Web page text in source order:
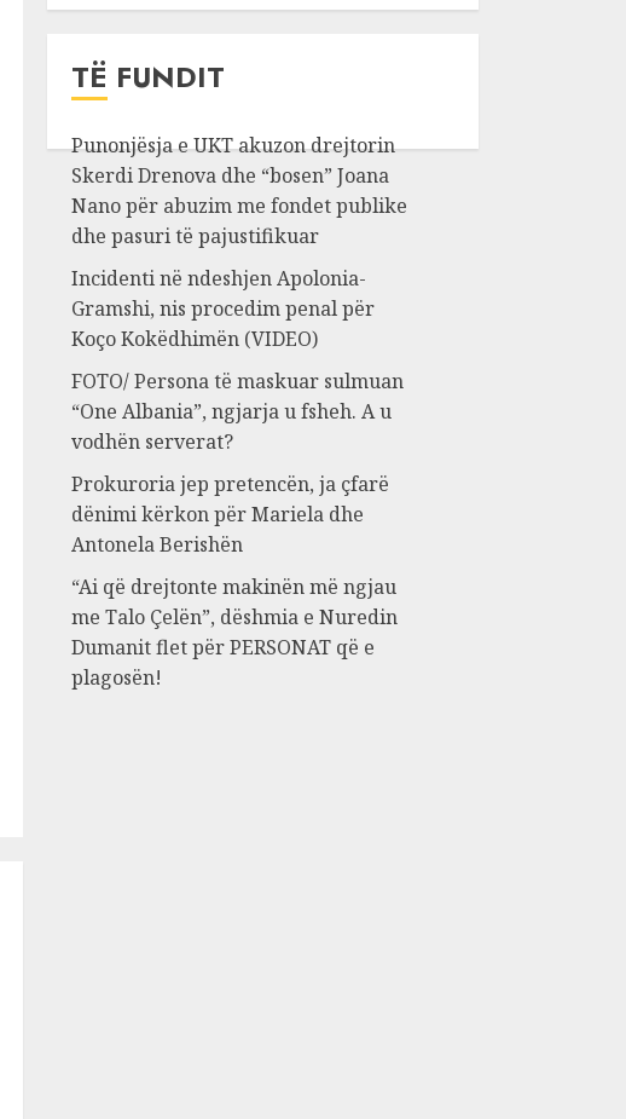
TË FUNDIT
Punonjësja e UKT akuzon drejtorin
Skerdi Drenova dhe “bosen” Joana
Nano për abuzim me fondet publike
dhe pasuri të pajustifikuar
Incidenti në ndeshjen Apolonia-
Gramshi, nis procedim penal për
Koço Kokëdhimën (VIDEO)
FOTO/ Persona të maskuar sulmuan
“One Albania”, ngjarja u fsheh. A u
vodhën serverat?
Prokuroria jep pretencën, ja çfarë
dënimi kërkon për Mariela dhe
Antonela Berishën
“Ai që drejtonte makinën më ngjau
me Talo Çelën”, dëshmia e Nuredin
Dumanit flet për PERSONAT që e
plagosën!